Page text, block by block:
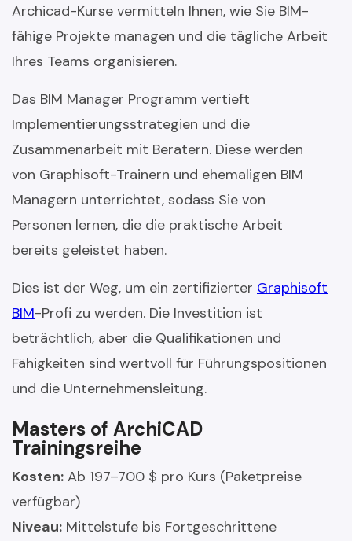
Archicad-Kurse vermitteln Ihnen, wie Sie BIM-
fähige Projekte managen und die tägliche Arbeit
Ihres Teams organisieren.
Das BIM Manager Programm vertieft
Implementierungsstrategien und die
Zusammenarbeit mit Beratern. Diese werden
von Graphisoft-Trainern und ehemaligen BIM
Managern unterrichtet, sodass Sie von
Personen lernen, die die praktische Arbeit
bereits geleistet haben.
Dies ist der Weg, um ein zertifizierter Graphisoft
BIM-Profi zu werden. Die Investition ist
beträchtlich, aber die Qualifikationen und
Fähigkeiten sind wertvoll für Führungspositionen
und die Unternehmensleitung.
Masters of ArchiCAD
Trainingsreihe
Kosten: Ab 197–700 $ pro Kurs (Paketpreise
verfügbar)
Niveau: Mittelstufe bis Fortgeschrittene